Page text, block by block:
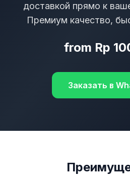
доставкой прямо к
Премиум качество,
from Rp
Заказать в